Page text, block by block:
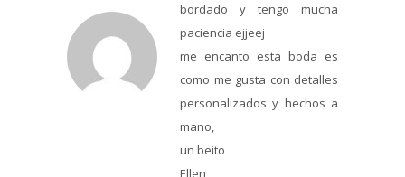
bordado y tengo mucha
paciencia ejjeej
me encanto esta boda es
como me gusta con detalles
personalizados y hechos a
mano,
un beito
Ellen